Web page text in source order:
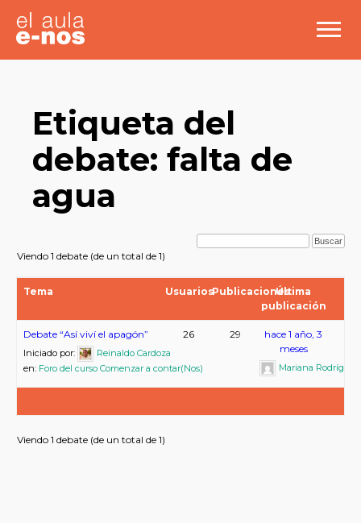
Etiqueta del
debate: falta de
agua
Viendo 1 debate (de un total de 1)
Tema UsuariosPublicacionesÚltima
publicación
Debate “Así viví el apagón”
Iniciado por:
Reinaldo Cardoza
en: Foro del curso Comenzar a contar(Nos)
26 29
hace 1 año, 3
meses
Mariana Rodríguez
Viendo 1 debate (de un total de 1)